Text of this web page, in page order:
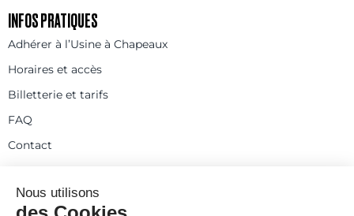
INFOS PRATIQUES
Adhérer à l’Usine à Chapeaux
Horaires et accès
Billetterie et tarifs
FAQ
Contact
Statuts Règlement intérieur
Espace presse